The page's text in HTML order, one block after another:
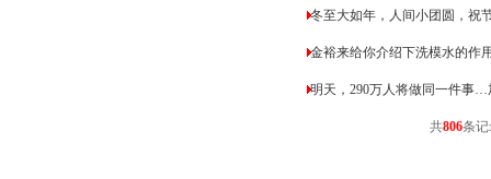
冬至大如年，人间小团圆，祝
金裕来给你介绍下洗模水的作
明天，290万人将做同一件事…
共806条